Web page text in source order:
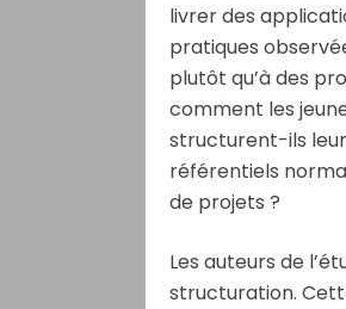
livrer des
pratiques
plutôt qu’à des
comment les
structurent-ils
référentiels
de projets ?
Les auteurs de
structuration.